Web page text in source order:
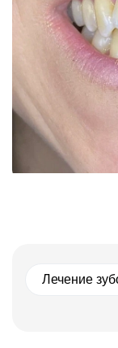
Лечение